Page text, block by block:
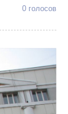
0 голосов